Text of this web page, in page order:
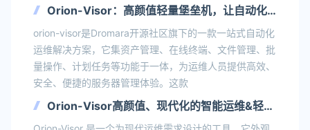
Orion-Visor：高颜值轻量堡垒机，让自动化
运维如此简单！
orion-visor是Dromara开源社区旗下的一款一站式自动化
运维解决方案，它集资产管理、在线终端、文件管理、批
量操作、计划任务等功能于一体，为运维人员提供高效、
安全、便捷的服务器管理体验。这款
Orion-Visor高颜值、现代化的智能运维&轻量
堡垒机平台